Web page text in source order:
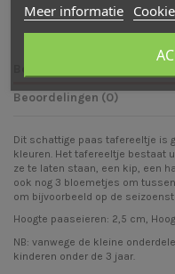
Beoordelingen (0)
Dit schattige paas tafereeltje is
kleuren. Het tafereeltje bestaat
ze te laten staan, een kip, een
ook nog 3 bloemetjes om
om bijvoorbeeld op de
Hoogte paaseieren: 2,5 cm,
NB: vanwege de kleine
kinderen onder de 3 jaar.
Meer informatie